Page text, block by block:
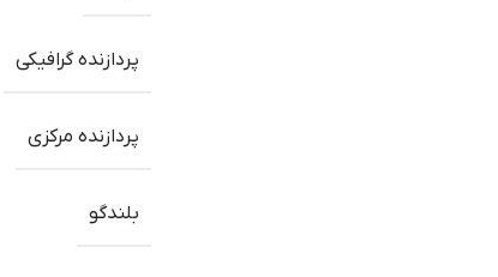
پردازنده گرافیکی
پردازنده مرکزی
بلندگو